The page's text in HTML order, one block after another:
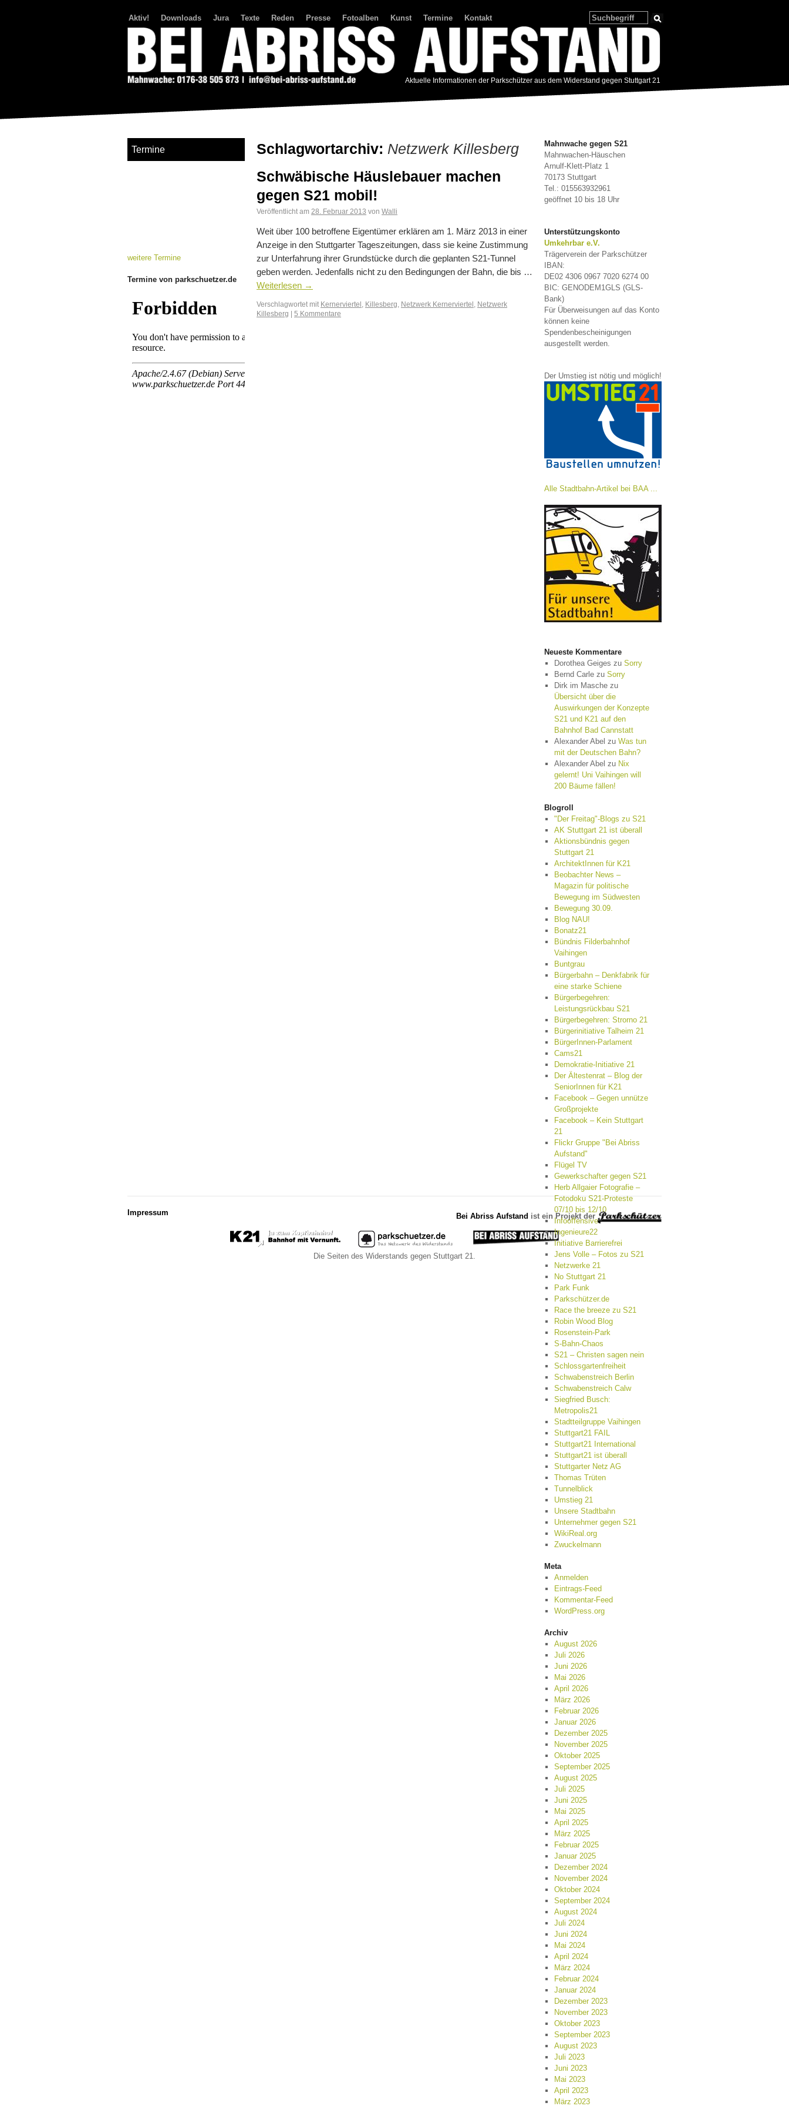
Aktiv! Downloads Jura Texte Reden Presse Fotoalben Kunst Termine Kontakt
Aktuelle Informationen der Parkschützer aus dem Widerstand gegen Stuttgart 21
Schlagwortarchiv: Netzwerk Killesberg
Schwäbische Häuslebauer machen
gegen S21 mobil!
Veröffentlicht am 28. Februar 2013 von Walli
Weit über 100 betroffene Eigentümer erklären am 1. März 2013 in einer
Anzeige in den Stuttgarter Tageszeitungen, dass sie keine Zustimmung
zur Unterfahrung ihrer Grundstücke durch die geplanten S21-Tunnel
geben werden. Jedenfalls nicht zu den Bedingungen der Bahn, die bis …
Weiterlesen →
Verschlagwortet mit Kernerviertel Killesberg Netzwerk Kernerviertel
Netzwerk
Killesberg | 5 Kommentare
Termine
weitere Termine
Termine von parkschuetzer.de
Mahnwache gegen S21
Mahnwachen-Häuschen
Arnulf-Klett-Platz 1
70173 Stuttgart
Tel.: 015563932961
geöffnet 10 bis 18 Uhr
Unterstützungskonto
Umkehrbar e.V.
Trägerverein der Parkschützer
IBAN:
DE02 4306 0967 7020 6274 00
BIC: GENODEM1GLS (GLS-
Bank)
Für Überweisungen auf das Konto
können keine
Spendenbescheinigungen
ausgestellt werden.
Der Umstieg ist nötig und möglich!
Alle Stadtbahn-Artikel bei BAA ...
Neueste Kommentare
Dorothea Geiges zu Sorry
Bernd Carlezu Sorry
Dirk im Maschezu
Übersicht über die
Auswirkungen der Konzepte
S21 und K21 auf den
Bahnhof Bad Cannstatt
Alexander Abel zu Was tun
mit der Deutschen Bahn?
Alexander Abel zu Nix
gelernt! Uni Vaihingen will
200 Bäume fällen!
Blogroll
"Der Freitag"-Blogs zu S21
AK Stuttgart 21 ist überall
Aktionsbündnis gegen
Stuttgart 21
ArchitektInnen für K21
Beobachter News –
Magazin für politische
Bewegung im Südwesten
Bewegung 30.09.
Blog NAU!
Bonatz21
Bündnis Filderbahnhof
Vaihingen
Buntgrau
Bürgerbahn – Denkfabrik für
eine starke Schiene
Bürgerbegehren:
Leistungsrückbau S21
Bürgerbegehren: Strorno 21
Bürgerinitiative Talheim 21
BürgerInnen-Parlament
Cams21
Demokratie-Initiative 21
Der Ältestenrat – Blog der
SeniorInnen für K21
Facebook – Gegen unnütze
Großprojekte
Facebook – Kein Stuttgart
21
Flickr Gruppe "Bei Abriss
Aufstand"
Flügel TV
Gewerkschafter gegen S21
Herb Allgaier Fotografie –
Fotodoku S21-Proteste
07/10 bis 12/10
Infooffensive
Ingenieure22
Initiative Barrierefrei
Jens Volle – Fotos zu S21
Netzwerke 21
No Stuttgart 21
Park Funk
Parkschützer.de
Race the breeze zu S21
Robin Wood Blog
Rosenstein-Park
S-Bahn-Chaos
S21 – Christen sagen nein
Schlossgartenfreiheit
Schwabenstreich Berlin
Schwabenstreich Calw
Siegfried Busch:
Metropolis21
Stadtteilgruppe Vaihingen
Stuttgart21 FAIL
Stuttgart21 International
Stuttgart21 ist überall
Stuttgarter Netz AG
Thomas Trüten
Tunnelblick
Umstieg 21
Unsere Stadtbahn
Unternehmer gegen S21
WikiReal.org
Zwuckelmann
Meta
Anmelden
Eintrags-Feed
Kommentar-Feed
WordPress.org
Archiv
August 2026
Juli 2026
Juni 2026
Mai 2026
April 2026
März 2026
Februar 2026
Januar 2026
Dezember 2025
November 2025
Oktober 2025
September 2025
August 2025
Juli 2025
Juni 2025
Mai 2025
April 2025
März 2025
Februar 2025
Januar 2025
Dezember 2024
November 2024
Oktober 2024
September 2024
August 2024
Juli 2024
Juni 2024
Mai 2024
April 2024
März 2024
Februar 2024
Januar 2024
Dezember 2023
November 2023
Oktober 2023
September 2023
August 2023
Juli 2023
Juni 2023
Mai 2023
April 2023
März 2023
Bei Abriss Aufstand ist ein Projekt der
Impressum
Die Seiten des Widerstands gegen Stuttgart 21.